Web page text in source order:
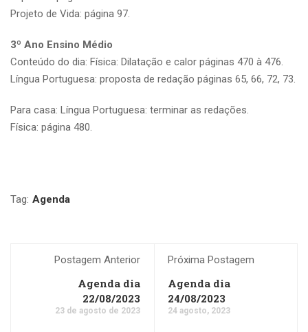
Projeto de Vida: página 97.
3º Ano Ensino Médio
Conteúdo do dia: Física: Dilatação e calor páginas 470 à 476.
Língua Portuguesa: proposta de redação páginas 65, 66, 72, 73.
Para casa: Língua Portuguesa: terminar as redações.
Física: página 480.
Tag: Agenda
Postagem Anterior
Agenda dia
22/08/2023
23 de agosto de 2023
Próxima Postagem
Agenda dia
24/08/2023
24 agosto, 2023